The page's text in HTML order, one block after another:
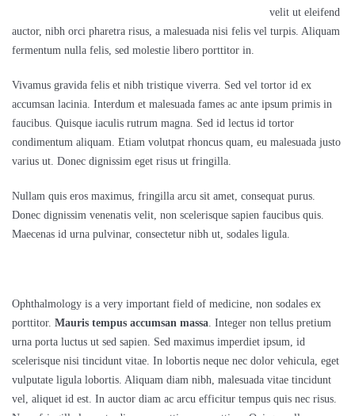
velit ut eleifend
auctor, nibh orci pharetra risus, a malesuada nisi felis vel turpis. Aliquam
fermentum nulla felis, sed molestie libero porttitor in.
Vivamus gravida felis et nibh tristique viverra. Sed vel tortor id ex
accumsan lacinia. Interdum et malesuada fames ac ante ipsum primis in
faucibus. Quisque iaculis rutrum magna. Sed id lectus id tortor
condimentum aliquam. Etiam volutpat rhoncus quam, eu malesuada justo
varius ut. Donec dignissim eget risus ut fringilla.
Nullam quis eros maximus, fringilla arcu sit amet, consequat purus.
Donec dignissim venenatis velit, non scelerisque sapien faucibus quis.
Maecenas id urna pulvinar, consectetur nibh ut, sodales ligula.
Ophthalmology is a very important field of medicine, non sodales ex
porttitor. Mauris tempus accumsan massa . Integer non tellus pretium
urna porta luctus ut sed sapien. Sed maximus imperdiet ipsum, id
scelerisque nisi tincidunt vitae. In lobortis neque nec dolor vehicula, eget
vulputate ligula lobortis. Aliquam diam nibh, malesuada vitae tincidunt
vel, aliquet id est. In auctor diam ac arcu efficitur tempus quis nec risus.